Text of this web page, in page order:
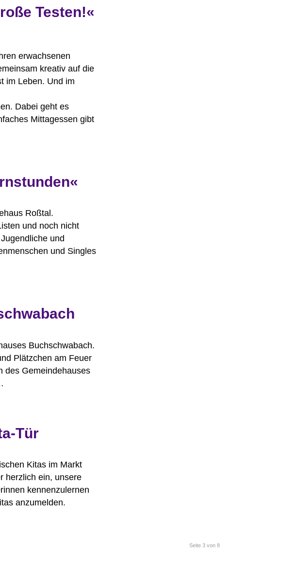
Testen!«
erwachsenen
kreativ auf die
im Leben. Und im
Dabei geht es
Mittagessen gibt
Roßtal.
und noch nicht
und
und Singles
Buchschwabach.
Plätzchen am Feuer
des Gemeindehauses
Tür
Kitas im Markt
herzlich ein, unsere
kennenzulernen
anzumelden.
Seite 3 von 8